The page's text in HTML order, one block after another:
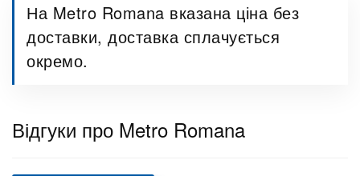
На Metro Romana вказана ціна без
доставки, доставка сплачується
окремо.
Відгуки про Metro Romana